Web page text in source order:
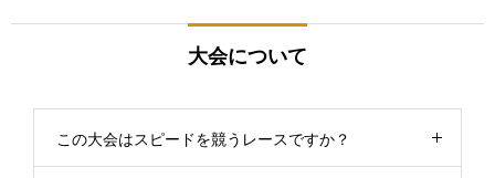
大会について
この大会はスピードを競うレースですか？